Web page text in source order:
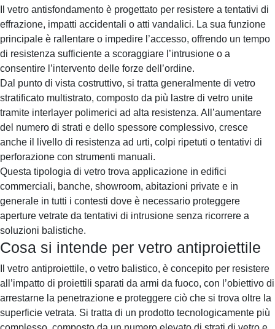
Il vetro antisfondamento è progettato per resistere a tentativi di
effrazione, impatti accidentali o atti vandalici. La sua funzione
principale è rallentare o impedire l’accesso, offrendo un tempo
di resistenza sufficiente a scoraggiare l’intrusione o a
consentire l’intervento delle forze dell’ordine.
Dal punto di vista costruttivo, si tratta generalmente di vetro
stratificato multistrato, composto da più lastre di vetro unite
tramite interlayer polimerici ad alta resistenza. All’aumentare
del numero di strati e dello spessore complessivo, cresce
anche il livello di resistenza ad urti, colpi ripetuti o tentativi di
perforazione con strumenti manuali.
Questa tipologia di vetro trova applicazione in edifici
commerciali, banche, showroom, abitazioni private e in
generale in tutti i contesti dove è necessario proteggere
aperture vetrate da tentativi di intrusione senza ricorrere a
soluzioni balistiche.
Cosa si intende per vetro antiproiettile
Il vetro antiproiettile, o vetro balistico, è concepito per resistere
all’impatto di proiettili sparati da armi da fuoco, con l’obiettivo di
arrestarne la penetrazione e proteggere ciò che si trova oltre la
superficie vetrata. Si tratta di un prodotto tecnologicamente più